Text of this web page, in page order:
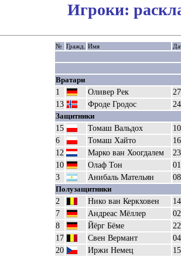
Игроки:
№ Гражд. Имя
Вратари
1 Оливер Рек
13
Фроде Гродос
Защитники
15 Томаш Вальдох
6
Томаш Хайто
12
Марко ван Хоогдалем
10
Олаф Тон
3
Анибаль Мательян
Полузащитники
2 Нико ван Керкховен
7
Андреас Мёллер
8
Йёрг Бёме
17
Свен Вермант
20
Иржи Немец